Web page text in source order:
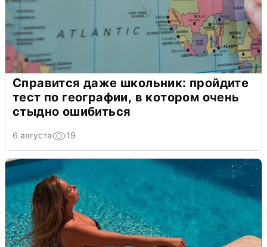
Справится даже школьник: пройдите
тест по географии, в котором очень
стыдно ошибиться
6 августа 19